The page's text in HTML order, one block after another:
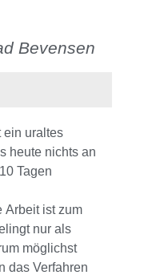
Bevensen
ein uraltes
heute nichts an
Tagen
Arbeit ist zum
nur als
möglichst
das Verfahren